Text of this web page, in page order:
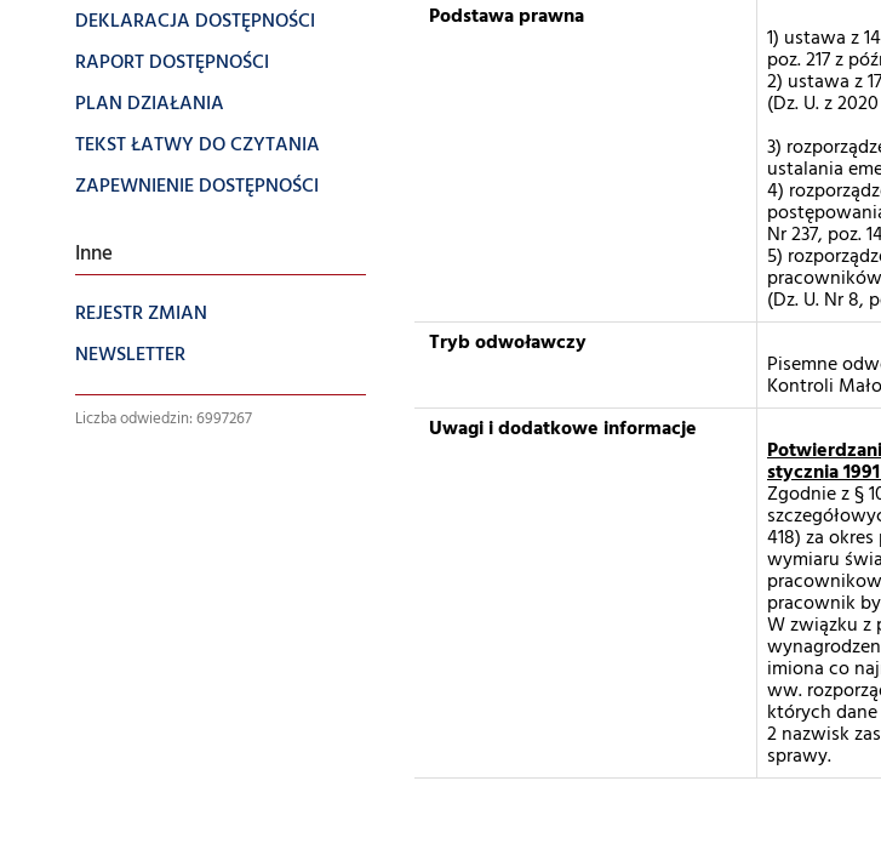
DEKLARACJA DOSTĘPNOŚCI
RAPORT DOSTĘPNOŚCI
PLAN DZIAŁANIA
TEKST ŁATWY DO CZYTANIA
ZAPEWNIENIE DOSTĘPNOŚCI
Inne
REJESTR ZMIAN
NEWSLETTER
Liczba odwiedzin: 6997267
Podstawa prawna
1) ustawa z
poz. 217 z
2) ustawa z
(Dz. U. z
3)
ustalania
4)
Nr 237, poz.
5)
(Dz. U. Nr 8,
Tryb odwoławczy
Pisemne
Kontroli
Uwagi i dodatkowe informacje
stycznia
Zgodnie z §
418) za
wymiaru
pracownik
W związku z
imiona co
ww.
których
2 nazwisk
sprawy.